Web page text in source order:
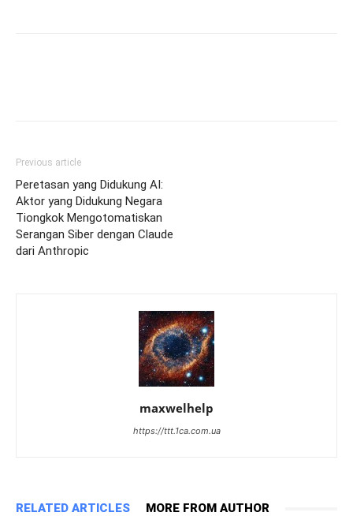
Previous article
Peretasan yang Didukung AI:
Aktor yang Didukung Negara
Tiongkok Mengotomatiskan
Serangan Siber dengan Claude
dari Anthropic
maxwelhelp
https://ttt.1ca.com.ua
RELATED ARTICLES MORE FROM AUTHOR